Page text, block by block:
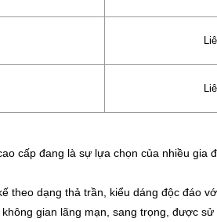
cấp đang là sự lựa chọn của nhiều gia
theo dạng thả trần, kiểu dáng độc đáo
gian lãng mạn, sang trọng, được